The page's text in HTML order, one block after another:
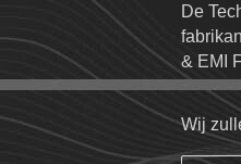
De
& EMI
Wij